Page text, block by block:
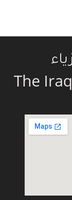
The